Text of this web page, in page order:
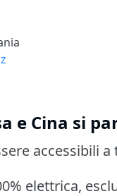
e Cina si
accessibili
elettrica,